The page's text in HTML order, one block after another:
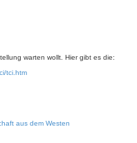
warten wollt. Hier gibt es die:
tci.htm
aus dem Westen